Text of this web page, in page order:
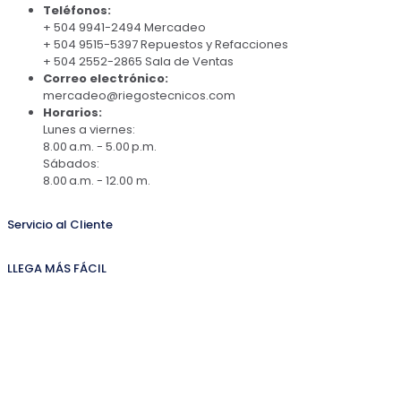
Teléfonos:
+ 504 9941-2494 Mercadeo
+ 504 9515-5397 Repuestos y Refacciones
+ 504 2552-2865 Sala de Ventas
Correo electrónico:
mercadeo@riegostecnicos.com
Horarios:
Lunes a viernes:
8.00 a.m. - 5.00 p.m.
Sábados:
8.00 a.m. - 12.00 m.
Servicio al Cliente
LLEGA MÁS FÁCIL